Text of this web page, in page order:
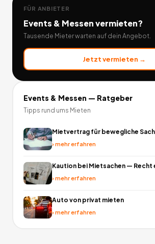
FÜR ANBIETER
Events & Messenvermieten?
Tausende Mieter warten auf dein Angebot.
Jetzt vermieten →
Events & Messen — Ratgeber
Tipps rund ums Mieten
Mietvertrag für bewegliche
›mehr erfahren
Kaution bei Mietsachen — Recht
›mehr erfahren
Auto von privat mieten
›mehr erfahren